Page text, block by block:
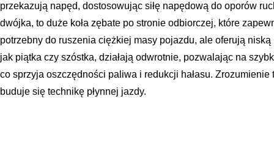
przekazują napęd, dostosowując siłę napędową do oporów
dwójka, to duże koła zębate po stronie odbiorczej, które
potrzebny do ruszenia ciężkiej masy pojazdu, ale oferują
jak piątka czy szóstka, działają odwrotnie, pozwalając na
co sprzyja oszczędności paliwa i redukcji hałasu.
buduje się technikę płynnej jazdy.